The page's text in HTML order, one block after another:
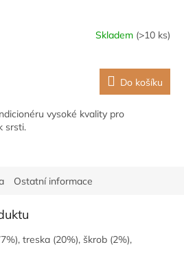
Skladem (>10 ks)
Do košíku
vysoké kvality pro
srsti.
Ostatní informace
treska (20%), škrob (2%),